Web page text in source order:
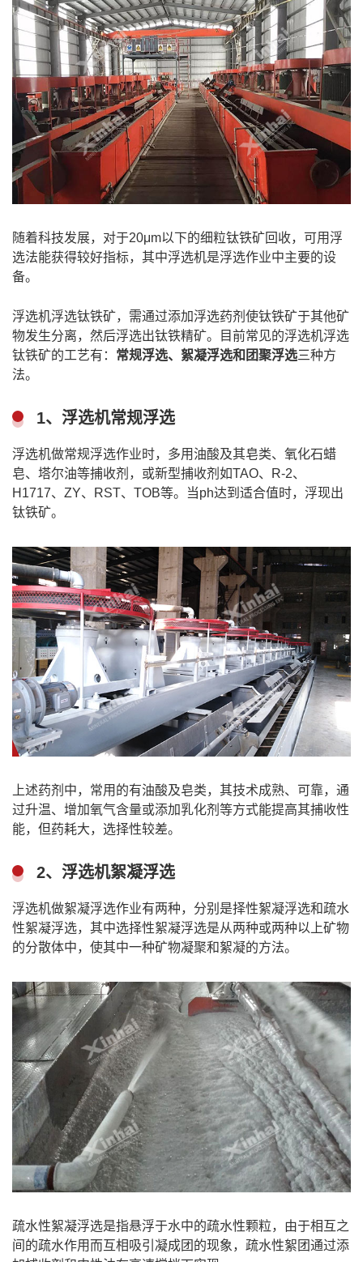
随着科技发展，对于20μm以下的细粒钛铁矿回收，可用浮
选法能获得较好指标，其中浮选机是浮选作业中主要的设
备。
浮选机浮选钛铁矿，需通过添加浮选药剂 使钛铁矿于其他矿
物发生分离，然后浮选出钛铁精矿。目前常见的浮选机浮选
钛铁矿的工艺有： 常规浮选、絮凝浮选和团聚浮选三种方
法。
1、浮选机常规浮选
浮选机做常规浮选作业时，多用油酸及其皂类、氧化石蜡
皂、塔尔油等捕收剂，或新型捕收剂如TAO、R-2、
H1717、ZY、RST、TOB等。当ph达到适合值时，浮现出
钛铁矿。
上述药剂中，常用的有油酸及皂类，其技术成熟、可靠，通
过升温、增加氧气含量或添加乳化剂等方式能提高其捕收性
能，但药耗大，选择性较差。
2、浮选机絮凝浮选
浮选机做絮凝浮选作业有两种，分别是择性絮凝浮选和疏水
性絮凝浮选，其中选择性絮凝浮选是从两种或两种以上矿物
的分散体中，使其中一种矿物凝聚和絮凝的方法。
疏水性絮凝浮选是指悬浮于水中的疏水性颗粒，由于相互之
间的疏水作用而互相吸引凝成团的现象，疏水性絮团通过添